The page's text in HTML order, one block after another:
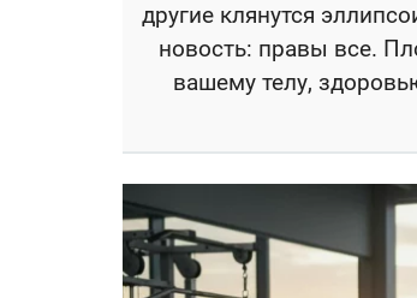
другие клянутся
новость: правы все.
вашему телу,